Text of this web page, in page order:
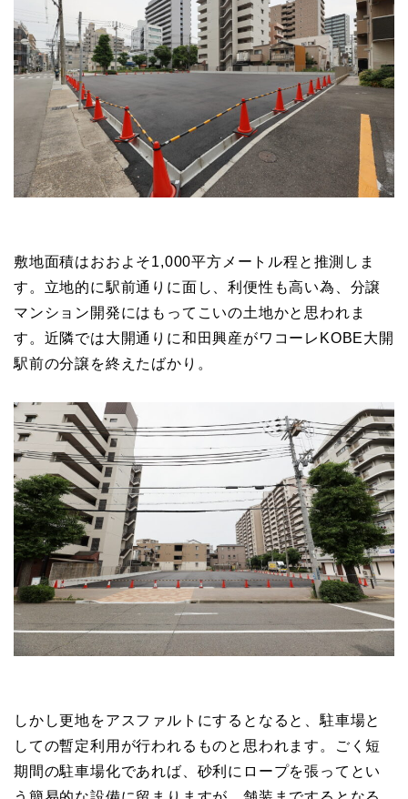
敷地面積はおおよそ1,000平方メートル程と推測しま
す。立地的に駅前通りに面し、利便性も高い為、分譲
マンション開発にはもってこいの土地かと思われま
す。近隣では大開通りに和田興産がワコーレKOBE大開
駅前の分譲を終えたばかり。
しかし更地をアスファルトにするとなると、駐車場と
しての暫定利用が行われるものと思われます。ごく短
期間の駐車場化であれば、砂利にロープを張ってとい